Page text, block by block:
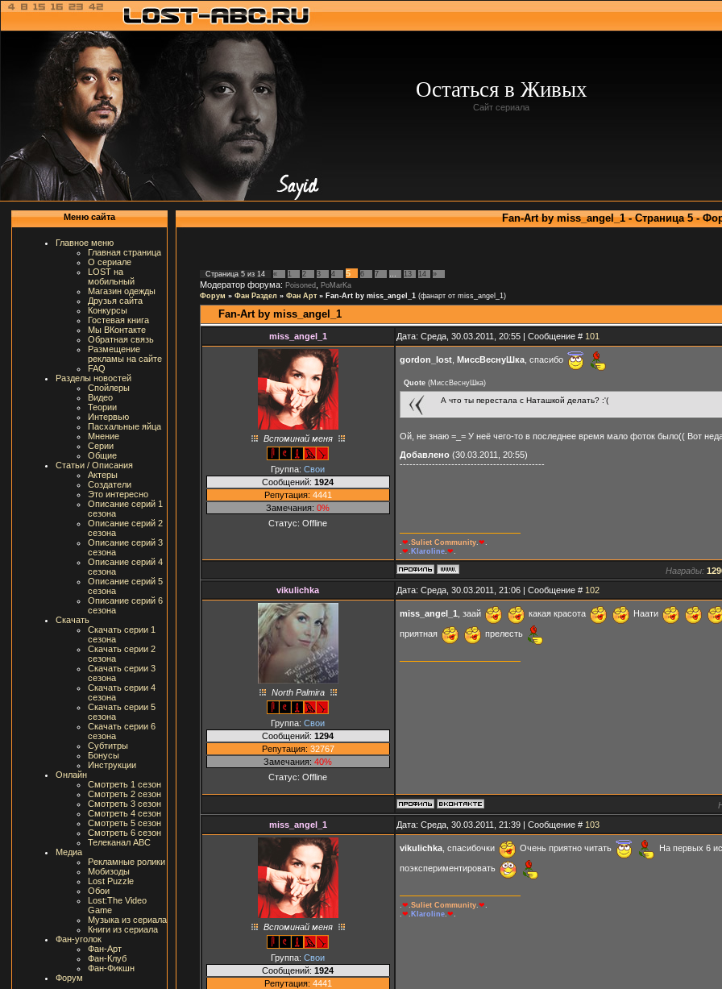
Остаться в Живых
Сайт сериала
Меню сайта
Главное меню
Главная страница
О сериале
LOST на
мобильный
Магазин одежды
Друзья сайта
Конкурсы
Гостевая книга
Мы ВКонтакте
Обратная связь
Размещение
рекламы на сайте
FAQ
Разделы новостей
Спойлеры
Видео
Теории
Интервью
Пасхальные яйца
Мнение
Серии
Общие
Статьи / Описания
Актеры
Создатели
Это интересно
Описание серий 1
сезона
Описание серий 2
сезона
Описание серий 3
сезона
Описание серий 4
сезона
Описание серий 5
сезона
Описание серий 6
сезона
Скачать
Скачать серии 1
сезона
Скачать серии 2
сезона
Скачать серии 3
сезона
Скачать серии 4
сезона
Скачать серии 5
сезона
Скачать серии 6
сезона
Субтитры
Бонусы
Инструкции
Онлайн
Смотреть 1 сезон
Смотреть 2 сезон
Смотреть 3 сезон
Смотреть 4 сезон
Смотреть 5 сезон
Смотреть 6 сезон
Телеканал ABC
Медиа
Рекламные ролики
Мобизоды
Lost Puzzle
Обои
Lost:The Video
Game
Музыка из сериала
Книги из сериала
Фан-уголок
Фан-Арт
Фан-Клуб
Фан-Фикшн
Форум
Fan-Art by miss_angel_1 - Страница 5 -
Страница 5из 14 « 1 2 3 4 5 6 7 13 14 »
Модератор форума: Poisoned,
PoMarKa
Форум » Фан Раздел » Фан Арт » Fan-Art by miss_angel_1 (фанарт от miss_angel_1)
Fan-Art by miss_angel_1
miss_angel_1 Дата: Среда, 30.03.2011, 20:55 | Сообщение # 101
Вспоминай меня
Группа: Свои
Сообщений: 1924
Репутация: 4441
Замечания: 0%
Статус: Offline
gordon_lost, МиссВеснуШка, спасибо
Quote(МиссВеснуШка)
А что ты перестала с Наташкой делать? :'(
Ой, не знаю =_= У неё чего-то в последнее время мало фоток было(( Вот
Добавлено(30.03.2011, 20:55)
---------------------------------------------
❤ Suliet Community. ❤
❤ Klaroline. ❤
Награды:
vikulichka
Дата: Среда, 30.03.2011, 21:06 | Сообщение # 102
North Palmira
Группа: Свои
Сообщений: 1294
Репутация: 32767
Замечания: 40%
Статус: Offline
miss_angel_1 , заай какая красота Наати
приятная прелесть
miss_angel_1
Дата: Среда, 30.03.2011, 21:39 | Сообщение # 103
Вспоминай меня
Группа: Свои
Сообщений: 1924
Репутация: 4441
vikulichka, спасибочки Очень приятно читать На первых 6
поэкспериментировать
❤ Suliet Community. ❤
❤ Klaroline. ❤